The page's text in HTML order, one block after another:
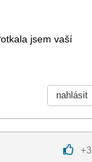
jsem vaší
nahlásit
+3